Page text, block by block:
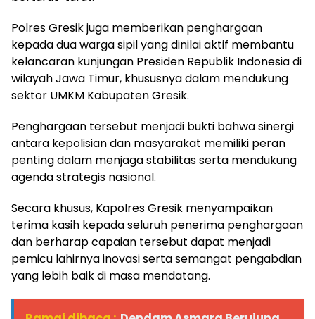
Polres Gresik juga memberikan penghargaan
kepada dua warga sipil yang dinilai aktif membantu
kelancaran kunjungan Presiden Republik Indonesia di
wilayah Jawa Timur, khususnya dalam mendukung
sektor UMKM Kabupaten Gresik.
Penghargaan tersebut menjadi bukti bahwa sinergi
antara kepolisian dan masyarakat memiliki peran
penting dalam menjaga stabilitas serta mendukung
agenda strategis nasional.
Secara khusus, Kapolres Gresik menyampaikan
terima kasih kepada seluruh penerima penghargaan
dan berharap capaian tersebut dapat menjadi
pemicu lahirnya inovasi serta semangat pengabdian
yang lebih baik di masa mendatang.